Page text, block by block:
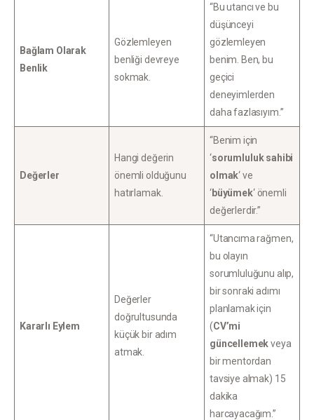
Bağlam Olarak
Benlik
Gözlemleyen
benliği devreye
sokmak.
“Bu utancı ve bu
düşünceyi
gözlemleyen
benim. Ben, bu
geçici
deneyimlerden
daha fazlasıyım.”
Değerler
Hangi değerin
önemli olduğunu
hatırlamak.
“Benim için
‘sorumluluk sahibi
olmak‘ ve
‘büyümek‘ önemli
değerlerdir.”
Kararlı Eylem
Değerler
doğrultusunda
küçük bir adım
atmak.
“Utancıma rağmen,
bu olayın
sorumluluğunu alıp,
bir sonraki adımı
planlamak için
(CV’mi
güncellemekveya
bir mentordan
tavsiye almak) 15
dakika
harcayacağım.”